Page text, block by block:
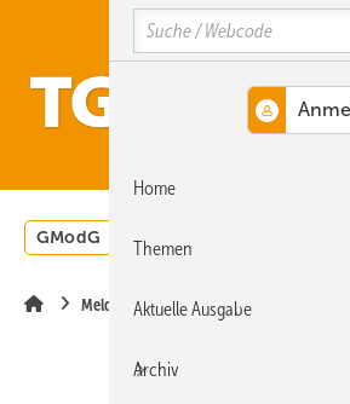
Hauptinhalt
Hauptmenü
SiteSearch
GModG Wärmepumpe
Meldungen
Search
Home
Themen
Aktuelle Ausgabe
Archiv